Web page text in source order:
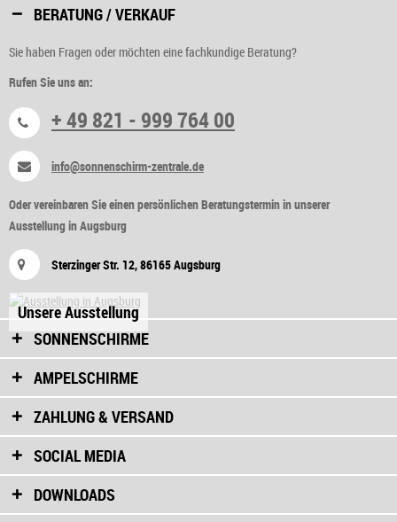
BERATUNG / VERKAUF
Sie haben Fragen oder möchten eine fachkundige Beratung?
Rufen Sie uns an:
+ 49 821 - 999 764 00
info@sonnenschirm-zentrale.de
Oder vereinbaren Sie einen persönlichen Beratungstermin in unserer
Ausstellung in Augsburg
Sterzinger Str. 12, 86165 Augsburg
Unsere Ausstellung
SONNENSCHIRME
AMPELSCHIRME
ZAHLUNG & VERSAND
SOCIAL MEDIA
DOWNLOADS